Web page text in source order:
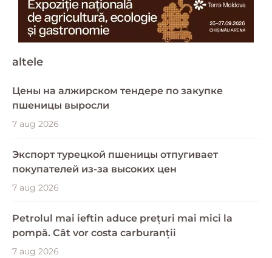
altele
Цены на алжирском тендере по закупке
пшеницы выросли
7 aug 2026
Экспорт турецкой пшеницы отпугивает
покупателей из-за высоких цен
7 aug 2026
Petrolul mai ieftin aduce prețuri mai mici la
pompă. Cât vor costa carburanții
7 aug 2026